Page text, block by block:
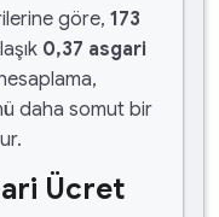
göre, 173
0,37 asgari
daha somut bir
Ücret